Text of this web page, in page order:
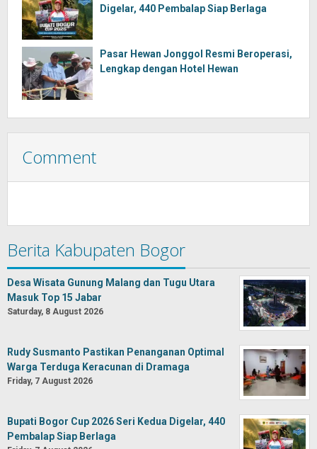
Digelar, 440 Pembalap Siap Berlaga
Pasar Hewan Jonggol Resmi Beroperasi,
Lengkap dengan Hotel Hewan
Comment
Berita Kabupaten Bogor
Desa Wisata Gunung Malang dan Tugu Utara
Masuk Top 15 Jabar
Saturday, 8 August 2026
Rudy Susmanto Pastikan Penanganan Optimal
Warga Terduga Keracunan di Dramaga
Friday, 7 August 2026
Bupati Bogor Cup 2026 Seri Kedua Digelar, 440
Pembalap Siap Berlaga